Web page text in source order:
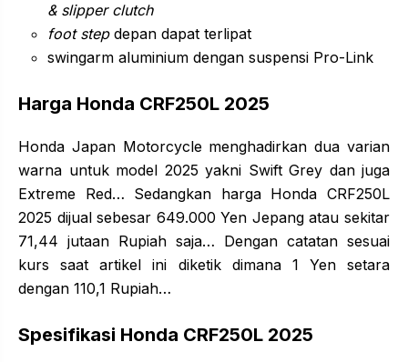
& slipper clutch
foot stepdepan dapat terlipat
swingarm aluminium dengan suspensi Pro-Link
Harga Honda CRF250L 2025
Honda Japan Motorcycle menghadirkan dua varian
warna untuk model 2025 yakni Swift Grey dan juga
Extreme Red… Sedangkan harga Honda CRF250L
2025 dijual sebesar 649.000 Yen Jepang atau sekitar
71,44 jutaan Rupiah saja… Dengan catatan sesuai
kurs saat artikel ini diketik dimana 1 Yen setara
dengan 110,1 Rupiah…
Spesifikasi Honda CRF250L 2025